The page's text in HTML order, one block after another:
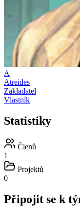
A
Atreides
Zakladatel
Vlastník
Statistiky
Členů
1
Projektů
0
Připojit se k